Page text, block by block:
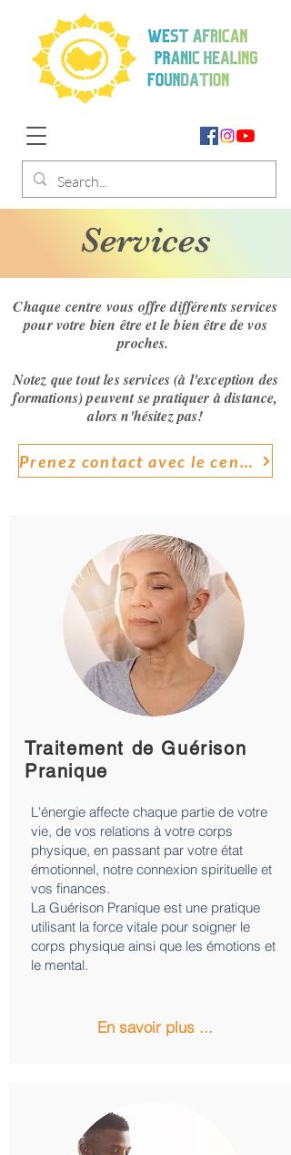
Services
Chaque centre vous offre différents services
pour votre bien être et le bien être de vos
proches.
Notez que tout les services (à l'exception des
formations) peuvent se pratiquer à distance,
alors n'hésitez pas!
Prenez contact avec le centre proche de chez vous
Traitement de Guérison
Pranique
L'énergie affecte chaque partie de votre
vie, de vos relations à votre corps
physique, en passant par votre état
émotionnel, notre connexion spirituelle et
vos finances.
La Guérison Pranique est une pratique
utilisant la force vitale pour soigner le
corps physique ainsi que les émotions et
le mental.
En savoir plus ...